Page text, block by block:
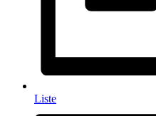
Liste